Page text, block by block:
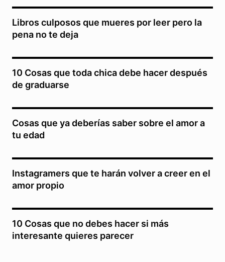
Libros culposos que mueres por leer pero la
pena no te deja
10 Cosas que toda chica debe hacer después
de graduarse
Cosas que ya deberías saber sobre el amor a
tu edad
Instagramers que te harán volver a creer en el
amor propio
10 Cosas que no debes hacer si más
interesante quieres parecer